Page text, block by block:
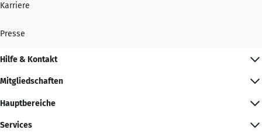
Karriere
Presse
Hilfe & Kontakt
Mitgliedschaften
Hauptbereiche
Services